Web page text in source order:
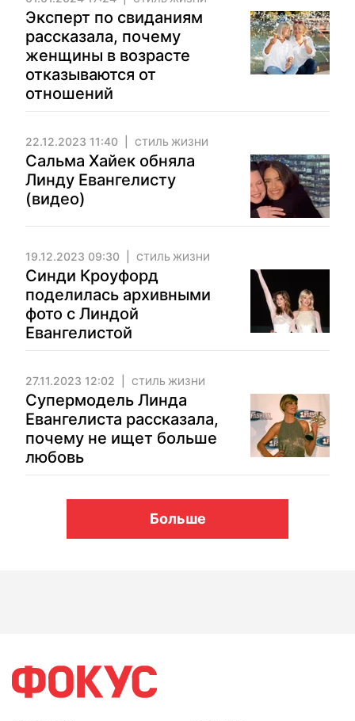
Эксперт по свиданиям
рассказала, почему
женщины в возрасте
отказываются от
отношений
22.12.2023 11:40 СТИЛЬ ЖИЗНИ
Сальма Хайек обняла
Линду Евангелисту
(видео)
19.12.2023 09:30 СТИЛЬ ЖИЗНИ
Синди Кроуфорд
поделилась архивными
фото с Линдой
Евангелистой
27.11.2023 12:02 СТИЛЬ ЖИЗНИ
Супермодель Линда
Евангелиста рассказала,
почему не ищет больше
любовь
Больше